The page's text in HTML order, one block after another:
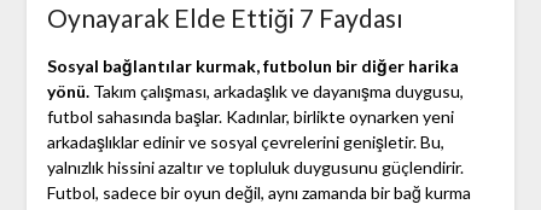
Oynayarak Elde Ettiği 7 Faydası
Sosyal bağlantılar kurmak, futbolun bir diğer harika
yönü.Takım çalışması, arkadaşlık ve dayanışma duygusu,
futbol sahasında başlar. Kadınlar, birlikte oynarken yeni
arkadaşlıklar edinir ve sosyal çevrelerini genişletir. Bu,
yalnızlık hissini azaltır ve topluluk duygusunu güçlendirir.
Futbol, sadece bir oyun değil, aynı zamanda bir bağ kurma